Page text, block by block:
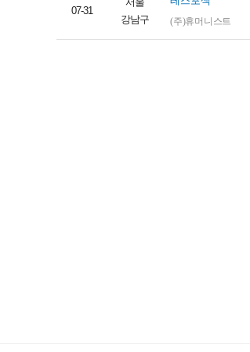
07-31
강남구
(주)휴머니스트